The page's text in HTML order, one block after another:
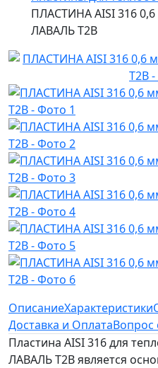
ПЛАСТИНА AISI 316
ЛАВАЛЬ T2B
ОписаниеХарактеристики
Доставка и ОплатаВопрос
Пластина AISI 316 для
ЛАВАЛЬ T2B является